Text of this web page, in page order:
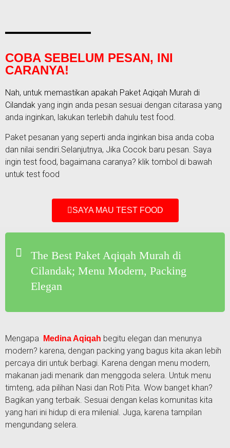
COBA SEBELUM PESAN, INI
CARANYA!
Nah, untuk memastikan apakah Paket Aqiqah Murah di
Cilandak yang ingin anda pesan sesuai dengan citarasa yang
anda inginkan, lakukan terlebih dahulu test food.
Paket pesanan yang seperti anda inginkan bisa anda coba
dan nilai sendiri.Selanjutnya, Jika Cocok baru pesan. Saya
ingin test food, bagaimana caranya? klik tombol di bawah
untuk test food
SAYA MAU TEST FOOD
The Best Paket Aqiqah Murah di
Cilandak; Menu Modern, Packing
Elegan
Mengapa Medina Aqiqah begitu elegan dan menunya
modern? karena, dengan packing yang bagus kita akan lebih
percaya diri untuk berbagi. Karena dengan menu modern,
makanan jadi menarik dan menggoda selera. Untuk menu
timteng, ada pilihan Nasi dan Roti Pita. Wow banget khan?
Bagikan yang terbaik. Sesuai dengan kelas komunitas kita
yang hari ini hidup di era milenial. Juga, karena tampilan
mengundang selera.